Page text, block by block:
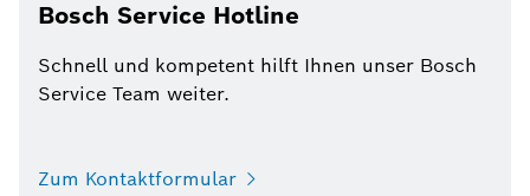
Bosch Service Hotline
Schnell und kompetent hilft Ihnen unser Bosch
Service Team weiter.
Zum Kontaktformular